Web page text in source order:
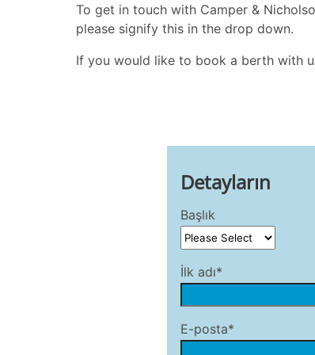
To get in touch with Camper &
please signify this in the drop down.
If you would like to book a berth with
Detayların
Başlık
İlk adı*
E-posta*